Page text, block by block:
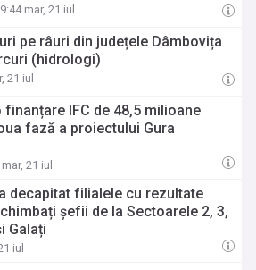
mar, 21 iul
pe râuri din județele Dâmbovița
(hidrologi)
21 iul
finanțare IFC de 48,5 milioane
fază a proiectului Gura
21 iul
decapitat filialele cu rezultate
șefii de la Sectoarele 2, 3,
Galați
iul